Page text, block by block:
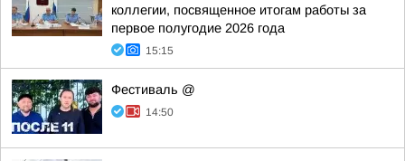
коллегии, посвященное итогам работы за
первое полугодие 2026 года
15:15
Фестиваль @
14:50